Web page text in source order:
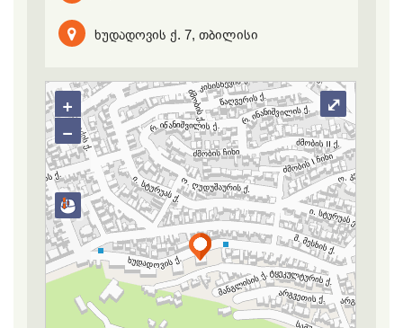
ხუდადოვის ქ. 7, თბილისი
+
−
⤢